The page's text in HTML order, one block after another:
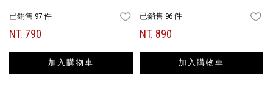
已銷售 97 件 FAVORITES
NT. 790
加入購物車
已銷售 96 件
NT. 890
加入購物車